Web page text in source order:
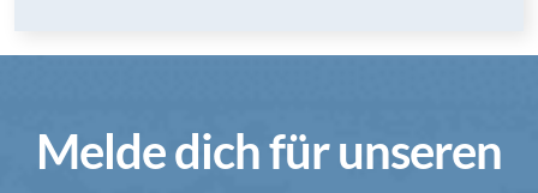
Melde dich für unseren